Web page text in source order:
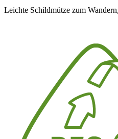
Leichte Schildmütze zum